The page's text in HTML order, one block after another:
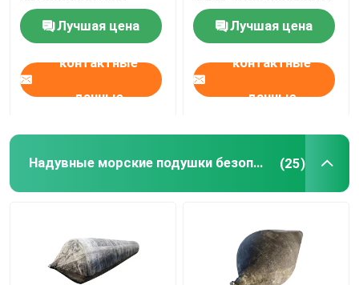
Ролики
коррозионностойкая
резинаЛучшая цена
контактные
данные
и многократное
использование.
Лучшая цена
контактные
данные
Надувные морские подушки безопасности (25)